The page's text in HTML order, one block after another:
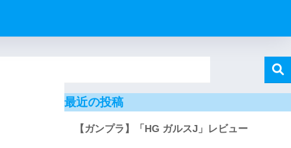
最近の投稿
【ガンプラ】「HG ガルスJ」レビュー